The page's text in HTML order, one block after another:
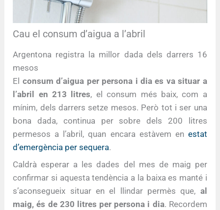
Cau el consum d’aigua a l’abril
Argentona registra la millor dada dels darrers 16
mesos
El consum d’aigua per persona i dia es va situar a
l’abril en 213 litres, el consum més baix, com a
mínim, dels darrers setze mesos. Però tot i ser una
bona dada, continua per sobre dels 200 litres
permesos a l’abril, quan encara estàvem en estat
d’emergència per sequera.
Caldrà esperar a les dades del mes de maig per
confirmar si aquesta tendència a la baixa es manté i
s’aconsegueix situar en el llindar permès que, al
maig, és de 230 litres per persona i dia. Recordem